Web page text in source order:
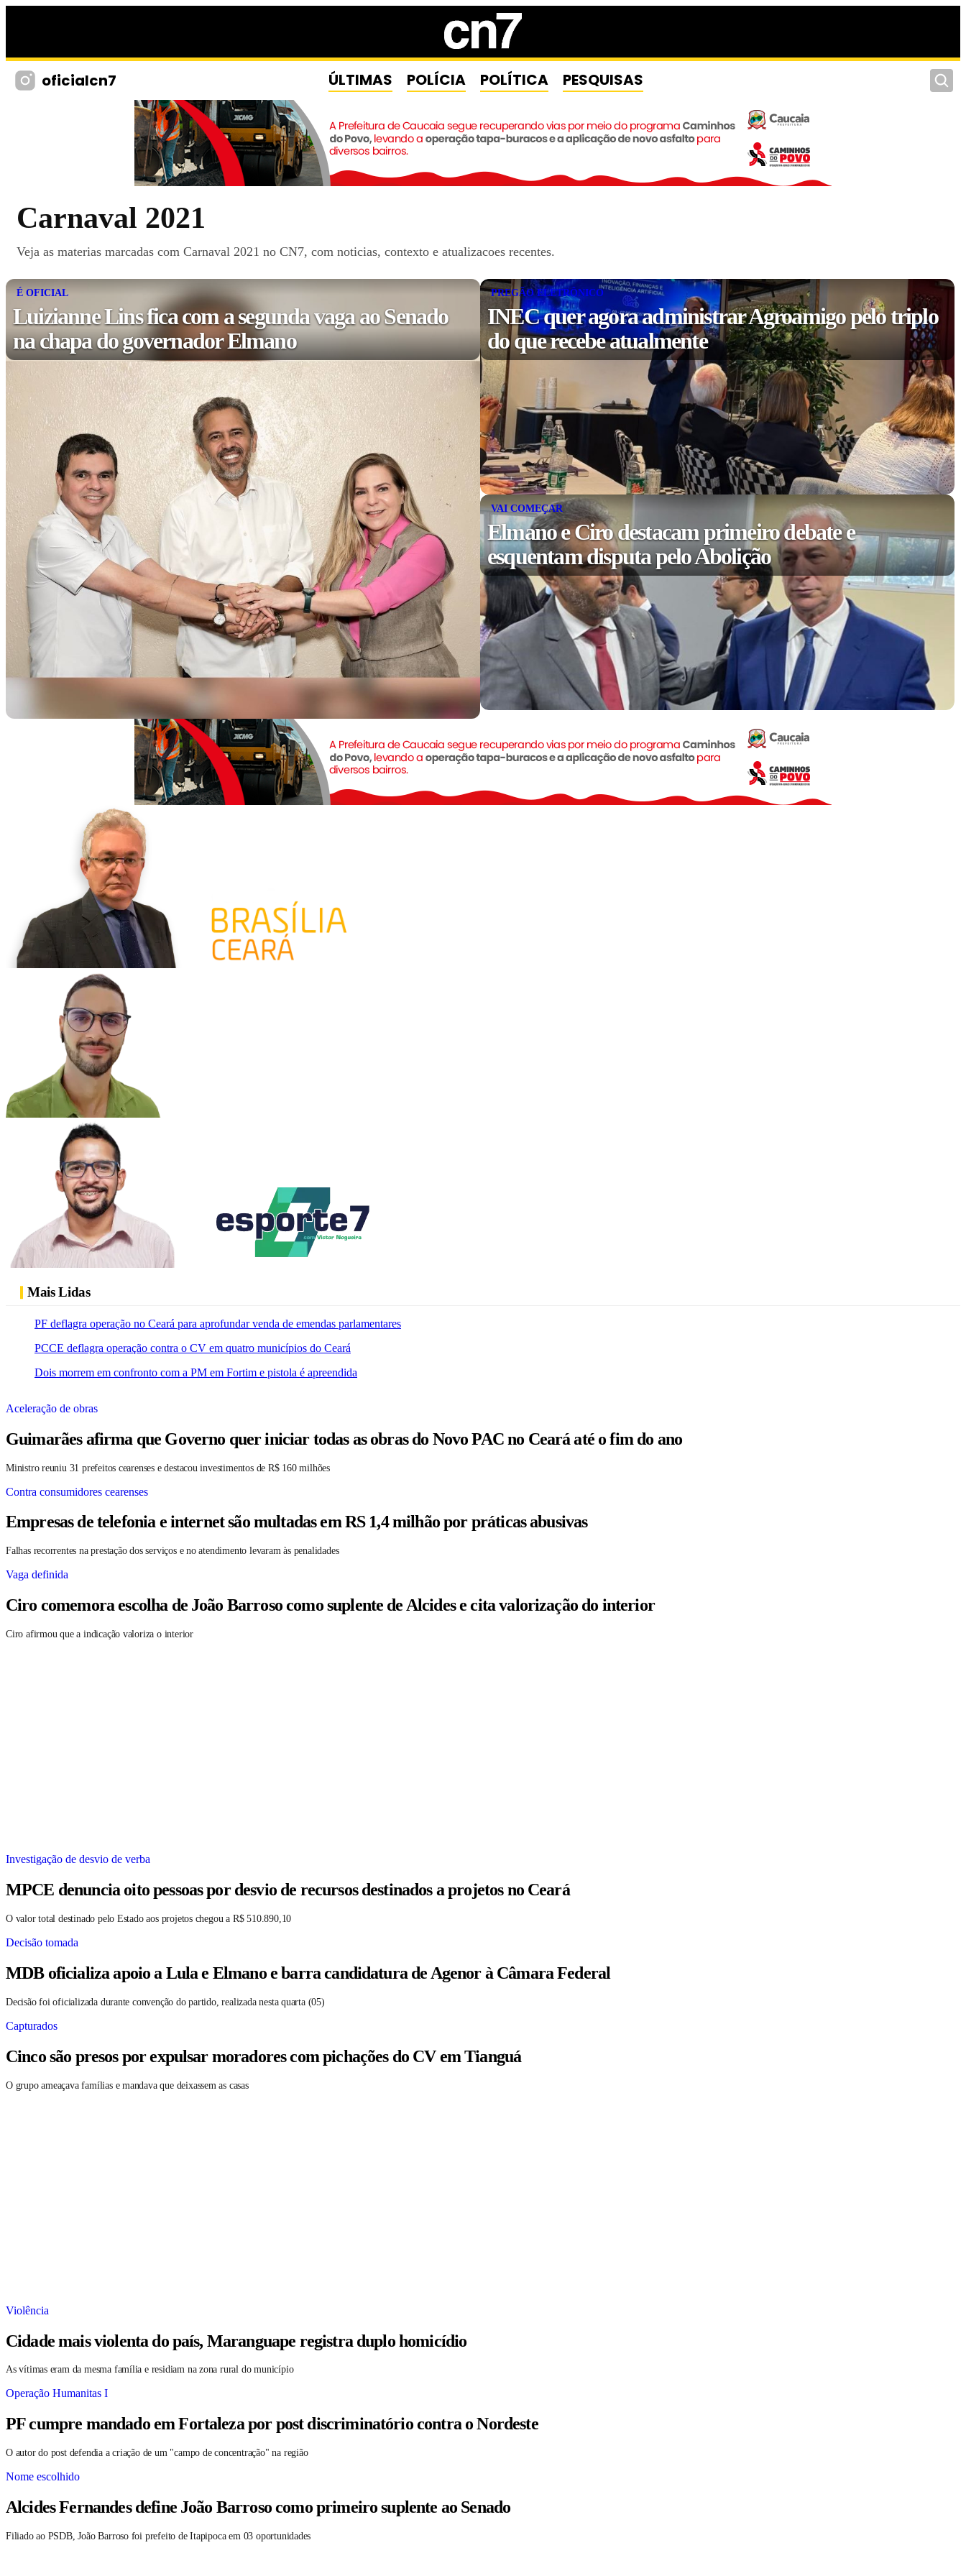
oficialcn7 ÚLTIMAS POLÍCIA POLÍTICA PESQUISAS
Carnaval 2021
Veja as materias marcadas com Carnaval 2021 no CN7, com noticias, contexto e atualizacoes recentes.
É OFICIAL
Luizianne Lins fica com a segunda vaga ao Senado
na chapa do governador Elmano
PREGÃO ELETRÔNICO
INEC quer agora administrar Agroamigo pelo triplo
do que recebe atualmente
VAI COMEÇAR
Elmano e Ciro destacam primeiro debate e
esquentam disputa pelo Abolição
Mais Lidas
PF deflagra operação no Ceará para aprofundar venda de emendas parlamentares
PCCE deflagra operação contra o CV em quatro municípios do Ceará
Dois morrem em confronto com a PM em Fortim e pistola é apreendida
Aceleração de obras
Guimarães afirma que Governo quer iniciar todas as obras do Novo PAC no Ceará até o fim do ano
Ministro reuniu 31 prefeitos cearenses e destacou investimentos de R$ 160 milhões
Contra consumidores cearenses
Empresas de telefonia e internet são multadas em RS 1,4 milhão por práticas abusivas
Falhas recorrentes na prestação dos serviços e no atendimento levaram às penalidades
Vaga definida
Ciro comemora escolha de João Barroso como suplente de Alcides e cita valorização do interior
Ciro afirmou que a indicação valoriza o interior
Investigação de desvio de verba
MPCE denuncia oito pessoas por desvio de recursos destinados a projetos no Ceará
O valor total destinado pelo Estado aos projetos chegou a R$ 510.890,10
Decisão tomada
MDB oficializa apoio a Lula e Elmano e barra candidatura de Agenor à Câmara Federal
Decisão foi oficializada durante convenção do partido, realizada nesta quarta (05)
Capturados
Cinco são presos por expulsar moradores com pichações do CV em Tianguá
O grupo ameaçava famílias e mandava que deixassem as casas
Violência
Cidade mais violenta do país, Maranguape registra duplo homicídio
As vítimas eram da mesma família e residiam na zona rural do município
Operação Humanitas I
PF cumpre mandado em Fortaleza por post discriminatório contra o Nordeste
O autor do post defendia a criação de um "campo de concentração" na região
Nome escolhido
Alcides Fernandes define João Barroso como primeiro suplente ao Senado
Filiado ao PSDB, João Barroso foi prefeito de Itapipoca em 03 oportunidades